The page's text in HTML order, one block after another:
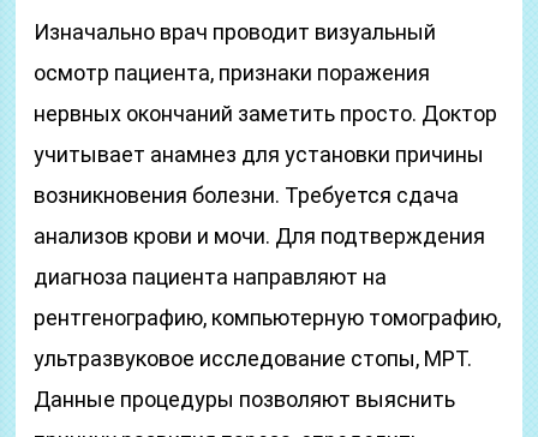
Изначально врач проводит визуальный
осмотр пациента, признаки поражения
нервных окончаний заметить просто. Доктор
учитывает анамнез для установки причины
возникновения болезни. Требуется сдача
анализов крови и мочи. Для подтверждения
диагноза пациента направляют на
рентгенографию, компьютерную томографию,
ультразвуковое исследование стопы, МРТ.
Данные процедуры позволяют выяснить